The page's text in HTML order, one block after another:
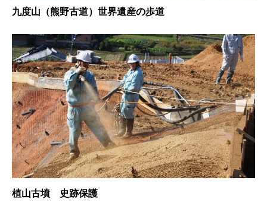
九度山（熊野古道）世界遺産の歩道
植山古墳 史跡保護